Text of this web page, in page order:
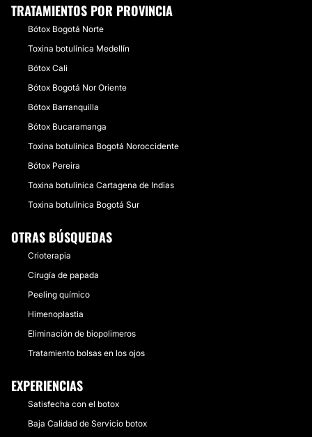
TRATAMIENTOS POR PROVINCIA
Bótox Bogotá Norte
Toxina botulínica Medellín
Bótox Cali
Bótox Bogotá Nor Oriente
Bótox Barranquilla
Bótox Bucaramanga
Toxina botulínica Bogotá Noroccidente
Bótox Pereira
Toxina botulínica Cartagena de Indias
Toxina botulínica Bogotá Sur
OTRAS BÚSQUEDAS
Crioterapia
Cirugía de papada
Peeling químico
Himenoplastia
Eliminación de biopolimeros
Tratamiento bolsas en los ojos
EXPERIENCIAS
Satisfecha con el botox
Baja Calidad de Servicio botox